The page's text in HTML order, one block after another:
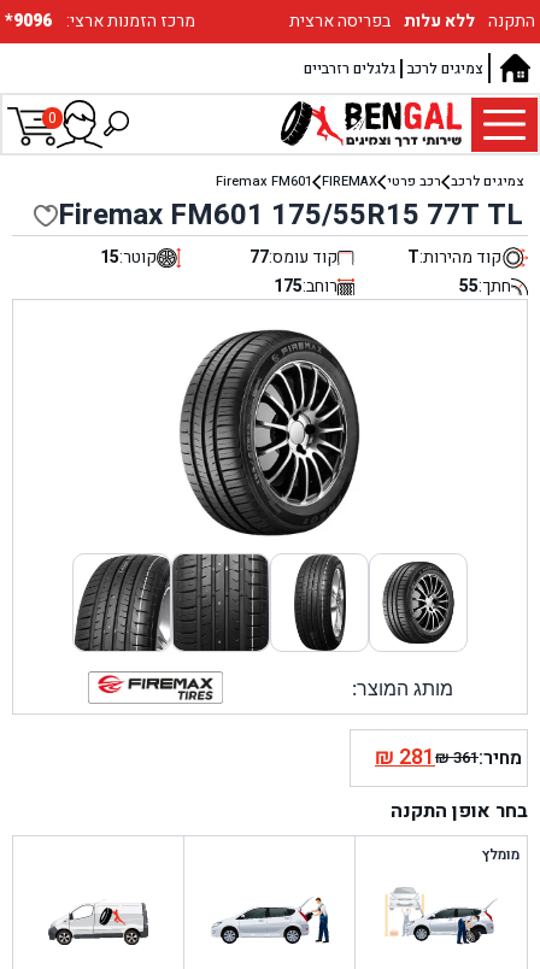
*9096 :מרכז הזמנות ארצי התקנה ללא עלות בפריסה ארצית
גלגלים רזרביים צמיגים לרכב
0
צמיגים לרכב רכב פרטי FIREMAX
Firemax FM601
Firemax FM601 175/55R15 77T TL
קוד מהירות:T קוד עומס:77 קוטר:15
חתך:55 רוחב:175
מותג המוצר:
מחיר: ₪361
המחיר
המקורי
היה:
₪281המחיר
הנוכחי
הוא:
בחר אופן התקנה
מומלץ